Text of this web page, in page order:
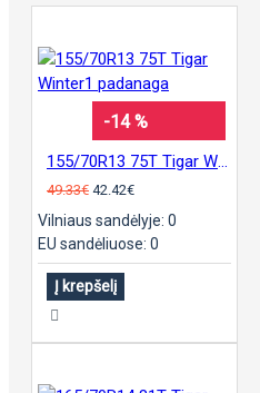
-14 %
49.33€ 42.42€
Vilniaus sandėlyje: 0
EU sandėliuose: 0
Į krepšelį